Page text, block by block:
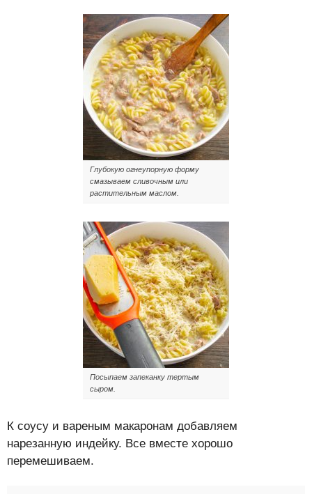
Глубокую огнеупорную форму
смазываем сливочным или
растительным маслом.
Посыпаем запеканку тертым
сыром.
К соусу и вареным макаронам добавляем
нарезанную индейку. Все вместе хорошо
перемешиваем.